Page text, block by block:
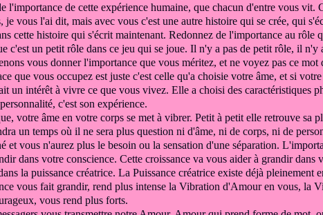
l'importance de cette expérience humaine, que chacun d'entre vous vit.
je vous l'ai dit, mais avec vous c'est une autre histoire qui se crée, qui
cette histoire qui s'écrit maintenant. Redonnez de l'importance au rôle
c'est un petit rôle dans ce jeu qui se joue. Il n'y a pas de petit rôle, il n'y
vous donner l'importance que vous méritez, et ne voyez pas ce mot
que vous occupez est juste c'est celle qu'a choisie votre âme, et si votre
un intérêt à vivre ce que vous vivez. Elle a choisi des caractéristiques
c'est son expérience.
votre âme en votre corps se met à vibrer. Petit à petit elle retrouve sa
un temps où il ne sera plus question ni d'âme, ni de corps, ni de
et vous n'aurez plus le besoin ou la sensation d'une séparation.
dans votre conscience. Cette croissance va vous aider à grandir dans
la puissance créatrice. La Puissance créatrice existe déjà pleinement
vous fait grandir, rend plus intense la Vibration d'Amour en vous, la
vous rend plus forts.